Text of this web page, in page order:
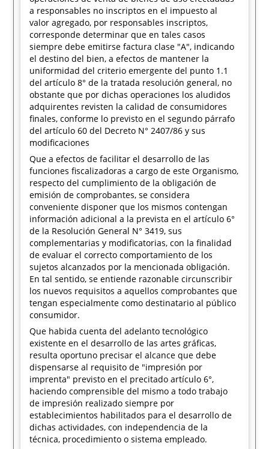
a responsables no inscriptos en el impuesto al
valor agregado, por responsables inscriptos,
corresponde determinar que en tales casos
siempre debe emitirse factura clase "A", indicando
el destino del bien, a efectos de mantener la
uniformidad del criterio emergente del punto 1.1
del artículo 8° de la tratada resolución general, no
obstante que por dichas operaciones los aludidos
adquirentes revisten la calidad de consumidores
finales, conforme lo previsto en el segundo párrafo
del artículo 60 del Decreto N° 2407/86 y sus
modificaciones
Que a efectos de facilitar el desarrollo de las
funciones fiscalizadoras a cargo de este Organismo,
respecto del cumplimiento de la obligación de
emisión de comprobantes, se considera
conveniente disponer que los mismos contengan
información adicional a la prevista en el artículo 6°
de la Resolución General N° 3419, sus
complementarias y modificatorias, con la finalidad
de evaluar el correcto comportamiento de los
sujetos alcanzados por la mencionada obligación.
En tal sentido, se entiende razonable circunscribir
los nuevos requisitos a aquellos comprobantes que
tengan especialmente como destinatario al público
consumidor.
Que habida cuenta del adelanto tecnológico
existente en el desarrollo de las artes gráficas,
resulta oportuno precisar el alcance que debe
dispensarse al requisito de "impresión por
imprenta" previsto en el precitado artículo 6°,
haciendo comprensible del mismo a todo trabajo
de impresión realizado siempre por
establecimientos habilitados para el desarrollo de
dichas actividades, con independencia de la
técnica, procedimiento o sistema empleado.